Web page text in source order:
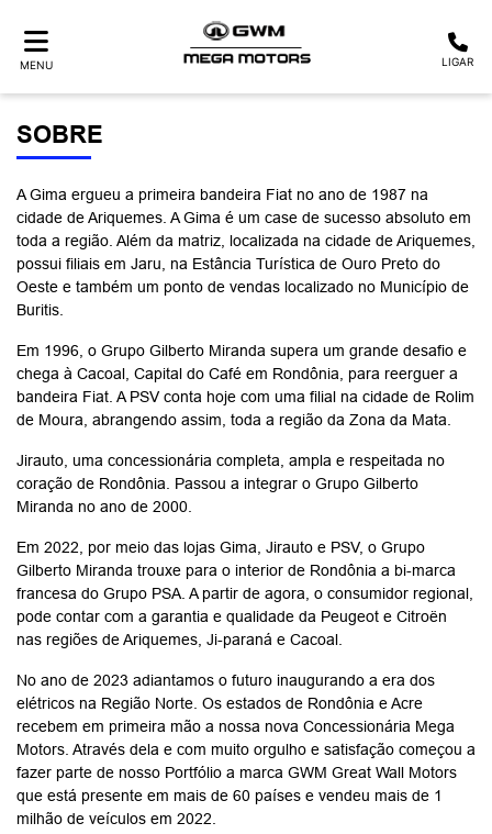
MENU LIGAR
SOBRE
A Gima ergueu a primeira bandeira Fiat no ano de 1987 na
cidade de Ariquemes. A Gima é um case de sucesso absoluto em
toda a região. Além da matriz, localizada na cidade de Ariquemes,
possui filiais em Jaru, na Estância Turística de Ouro Preto do
Oeste e também um ponto de vendas localizado no Município de
Buritis.
Em 1996, o Grupo Gilberto Miranda supera um grande desafio e
chega à Cacoal, Capital do Café em Rondônia, para reerguer a
bandeira Fiat. A PSV conta hoje com uma filial na cidade de Rolim
de Moura, abrangendo assim, toda a região da Zona da Mata.
Jirauto, uma concessionária completa, ampla e respeitada no
coração de Rondônia. Passou a integrar o Grupo Gilberto
Miranda no ano de 2000.
Em 2022, por meio das lojas Gima, Jirauto e PSV, o Grupo
Gilberto Miranda trouxe para o interior de Rondônia a bi-marca
francesa do Grupo PSA. A partir de agora, o consumidor regional,
pode contar com a garantia e qualidade da Peugeot e Citroën
nas regiões de Ariquemes, Ji-paraná e Cacoal.
No ano de 2023 adiantamos o futuro inaugurando a era dos
elétricos na Região Norte. Os estados de Rondônia e Acre
recebem em primeira mão a nossa nova Concessionária Mega
Motors. Através dela e com muito orgulho e satisfação começou a
fazer parte de nosso Portfólio a marca GWM Great Wall Motors
que está presente em mais de 60 países e vendeu mais de 1
milhão de veículos em 2022.